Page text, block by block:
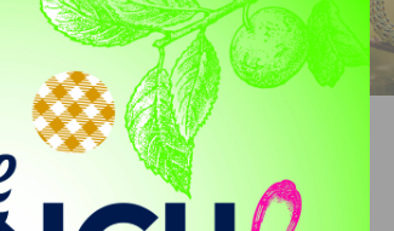
éviter que le givre